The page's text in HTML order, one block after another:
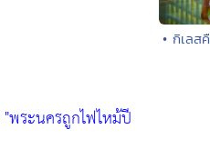
"พระนครถูกไฟไหม้ปี
• กิเลส